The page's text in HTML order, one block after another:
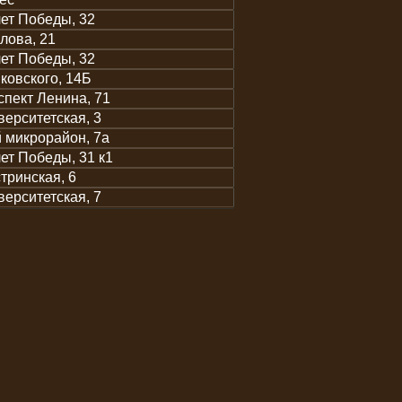
Победы, 32
21
Победы, 32
14Б
Ленина, 71
3
микрорайон, 7а
Победы, 31 к1
6
7